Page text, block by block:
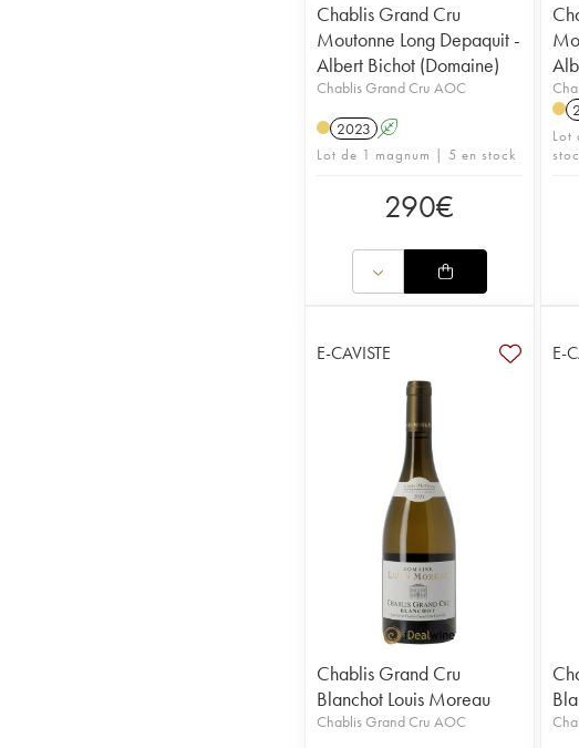
Chablis Grand Cru
Moutonne Long Depaquit -
Albert Bichot (Domaine)
Chablis Grand Cru AOC
2023 A
Lot de 1 magnum | 5 en stock
290€
Lot
E-CAVISTE
Chablis Grand Cru
Blanchot Louis Moreau
Chablis Grand Cru AOC
E-